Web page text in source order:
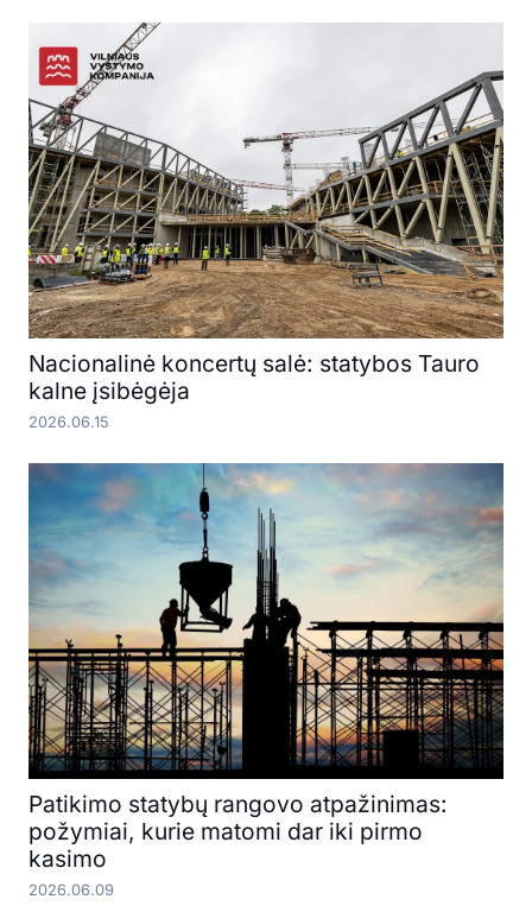
Nacionalinė koncertų salė: statybos Tauro
kalne įsibėgėja
2026.06.15
Patikimo statybų rangovo atpažinimas:
požymiai, kurie matomi dar iki pirmo
kasimo
2026.06.09